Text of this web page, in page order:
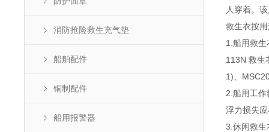
消防抢险救生充气垫
船舶配件
铜制配件
船用报警器
人穿着。
救生衣按
1.船用救
113N 救生
1)、
2.船用工
浮力损失
3.休闲救生